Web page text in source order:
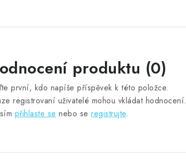
produktu (0)
první, kdo napíše příspěvek k této položce.
registrovaní uživatelé mohou vkládat hodnocení.
přihlaste se nebo se registrujte.